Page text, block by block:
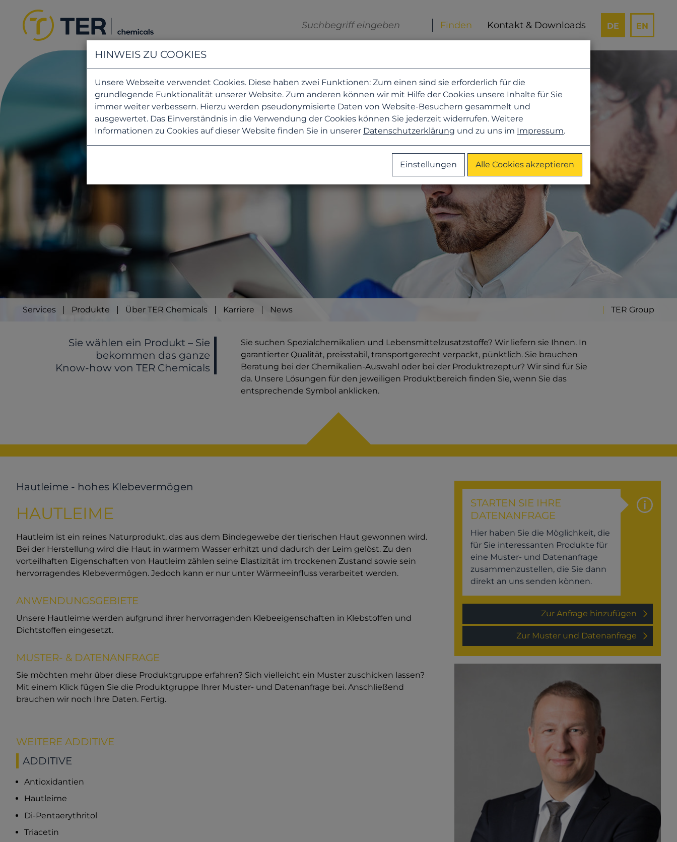
Kontakt & Downloads DE EN
Services Produkte Über TER Chemicals Karriere News TER Group
Sie wählen ein Produkt – Sie
bekommen das ganze
Know-how von TER Chemicals
Sie suchen Spezialchemikalien und Lebensmittelzusatzstoffe? Wir liefern sie Ihnen. In
garantierter Qualität, preisstabil, transportgerecht verpackt, pünktlich. Sie brauchen
Beratung bei der Chemikalien-Auswahl oder bei der Produktrezeptur? Wir sind für Sie
da. Unsere Lösungen für den jeweiligen Produktbereich finden Sie, wenn Sie das
entsprechende Symbol anklicken.
Hautleime - hohes Klebevermögen
HAUTLEIME
Hautleim ist ein reines Naturprodukt, das aus dem Bindegewebe der tierischen Haut gewonnen wird.
Bei der Herstellung wird die Haut in warmem Wasser erhitzt und dadurch der Leim gelöst. Zu den
vorteilhaften Eigenschaften von Hautleim zählen seine Elastizität im trockenen Zustand sowie sein
hervorragendes Klebevermögen. Jedoch kann er nur unter Wärmeeinfluss verarbeitet werden.
ANWENDUNGSGEBIETE
Unsere Hautleime werden aufgrund ihrer hervorragenden Klebeeigenschaften in Klebstoffen und
Dichtstoffen eingesetzt.
MUSTER- & DATENANFRAGE
Sie möchten mehr über diese Produktgruppe erfahren? Sich vielleicht ein Muster zuschicken lassen?
Mit einem Klick fügen Sie die Produktgruppe Ihrer Muster- und Datenanfrage bei. Anschließend
brauchen wir noch Ihre Daten. Fertig.
WEITERE ADDITIVE
ADDITIVE
Antioxidantien
Hautleime
Di-Pentaerythritol
Triacetin
STARTEN SIE IHRE
DATENANFRAGE
Hier haben Sie die Möglichkeit, die
für Sie interessanten Produkte für
eine Muster- und Datenanfrage
zusammenzustellen, die Sie dann
direkt an uns senden können.
Zur Anfrage hinzufügen
Zur Muster und Datenanfrage
HINWEIS ZU COOKIES
Unsere Webseite verwendet Cookies. Diese haben zwei Funktionen: Zum einen sind sie erforderlich für die
grundlegende Funktionalität unserer Website. Zum anderen können wir mit Hilfe der Cookies unsere Inhalte für Sie
immer weiter verbessern. Hierzu werden pseudonymisierte Daten von Website-Besuchern gesammelt und
ausgewertet. Das Einverständnis in die Verwendung der Cookies können Sie jederzeit widerrufen. Weitere
Informationen zu Cookies auf dieser Website finden Sie in unserer Datenschutzerklärung und zu uns im Impressum.
Einstellungen Alle Cookies akzeptieren